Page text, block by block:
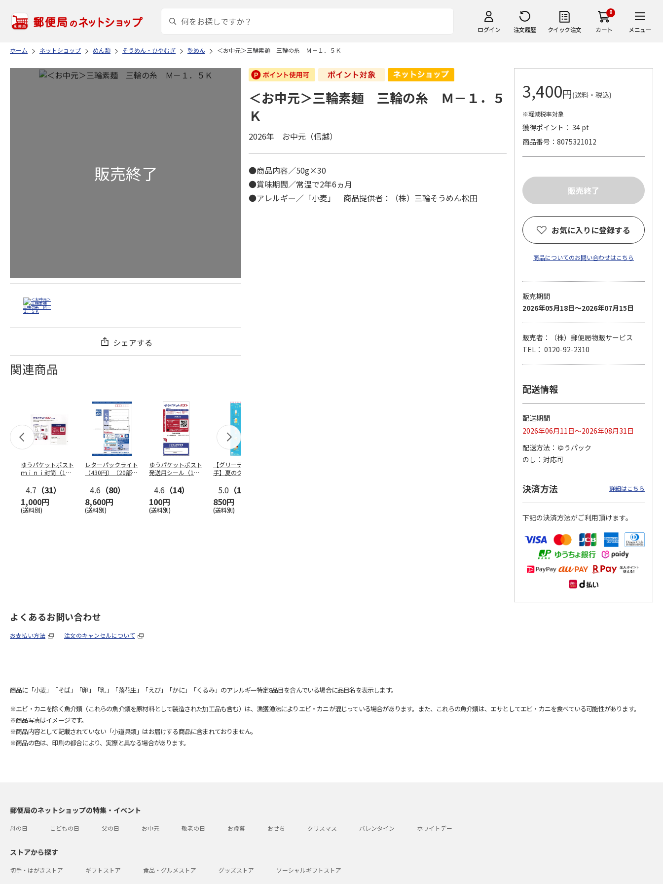
ログイン 注文履歴 クイック注文
0
カート メニュー
ホーム ネットショップ めん類 そうめん・ひやむぎ 乾めん ＜お中元＞三輪素麺 三輪の糸 Ｍ－１．５Ｋ
シェアする
関連商品
ゆうパケットポスト
ｍｉｎｉ封筒（1個
4.7 （31）
1,000円
(送料別)
レターパックライト
（430円）（20部セ
4.6 （80）
8,600円
(送料別)
ゆうパケットポスト
発送用シール（1個
4.6 （14）
100円
(送料別)
【グリーティング切
手】夏のグリーティ
5.0 （10）
850円
(送料別)
【グリーティング切
円…
4.8（11）
5,500円
4.6（7）
11,000円
＜お中元＞三輪素麺 三輪の糸 Ｍ－１．５
Ｋ
2026年 お中元（信越）
●商品内容／50g×30
●賞味期間／常温で2年6ヵ月
●アレルギー／「小麦」 商品提供者：（株）三輪そうめん松田
3,400円(送料・税込)
※軽減税率対象
獲得ポイント： 34 pt
商品番号
8075321012
お気に入りに登録する
商品についてのお問い合わせはこちら
販売期間
2026年05月18日～2026年07月15日
販売者：（株）郵便局物販サービス
TEL： 0120-92-2310
配送情報
配送期間
2026年06月11日～2026年08月31日
配送方法
ゆうパック
のし
対応可
決済方法 詳細はこちら
下記の決済方法がご利用頂けます。
よくあるお問い合わせ
お支払い方法 注文のキャンセルについて
商品に「小麦」「そば」「卵」「乳」「落花生」「えび」「かに」「くるみ」のアレルギー特定8品目を含んでいる場合に品目名を表示します。
※エビ・カニを除く魚介類（これらの魚介類を原材料として製造された加工品も含む）は、漁獲漁法によりエビ・カニが混じっている場合があります。また、これらの魚介類は、エサとしてエビ・カニを食べている可能性があります。
※商品写真はイメージです。
※商品内容として記載されていない「小道具類」はお届けする商品に含まれておりません。
※商品の色は、印刷の都合により、実際と異なる場合があります。
郵便局のネットショップの特集・イベント
母の日 こどもの日 父の日 お中元 敬老の日 お歳暮 おせち クリスマス バレンタイン ホワイトデー
ストアから探す
切手・はがきストア ギフトストア 食品・グルメストア グッズストア ソーシャルギフトストア